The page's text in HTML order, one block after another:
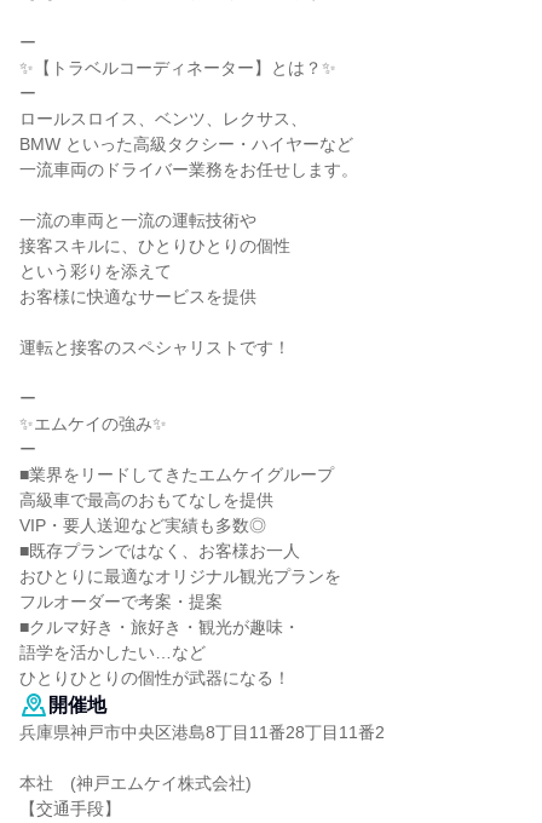
ー
✨【トラベルコーディネーター】とは？✨
ー
ロールスロイス、ベンツ、レクサス、
BMW といった高級タクシー・ハイヤーなど
一流車両のドライバー業務をお任せします。
一流の車両と一流の運転技術や
接客スキルに、ひとりひとりの個性
という彩りを添えて
お客様に快適なサービスを提供
運転と接客のスペシャリストです！
ー
✨エムケイの強み✨
ー
■業界をリードしてきたエムケイグループ
高級車で最高のおもてなしを提供
VIP・要人送迎など実績も多数◎
■既存プランではなく、お客様お一人
おひとりに最適なオリジナル観光プランを
フルオーダーで考案・提案
■クルマ好き・旅好き・観光が趣味・
語学を活かしたい…など
ひとりひとりの個性が武器になる！
開催地
兵庫県神戸市中央区港島8丁目11番28丁目11番2
本社 (神戸エムケイ株式会社)
【交通手段】